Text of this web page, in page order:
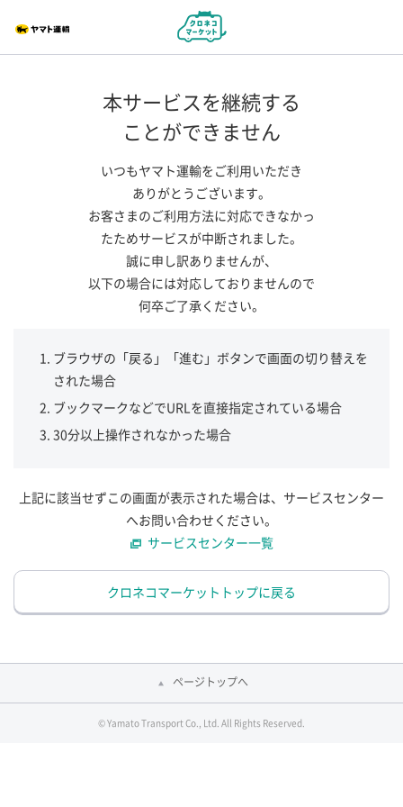
本サービスを継続する
ことができません
いつもヤマト運輸をご利用いただき
ありがとうございます。
お客さまのご利用方法に対応できなかっ
たためサービスが中断されました。
誠に申し訳ありませんが、
以下の場合には対応しておりませんので
何卒ご了承ください。
ブラウザの「戻る」「進む」ボタンで画面の切り替えを
された場合
ブックマークなどでURLを直接指定されている場合
30分以上操作されなかった場合
上記に該当せずこの画面が表示された場合は、サービスセンター
へお問い合わせください。
サービスセンター一覧
クロネコマーケットトップに戻る
ページトップへ
© Yamato Transport Co., Ltd. All Rights Reserved.